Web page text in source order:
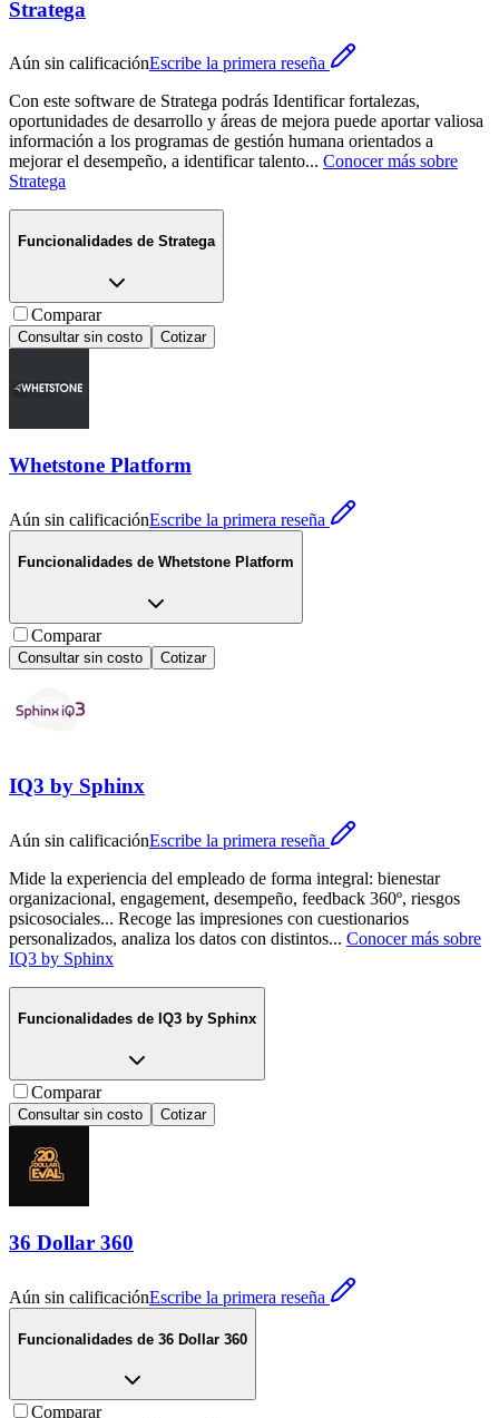
Stratega
Aún sin calificaciónEscribe la primera reseña
Con este software de Stratega podrás Identificar fortalezas,
oportunidades de desarrollo y áreas de mejora puede aportar valiosa
información a los programas de gestión humana orientados a
mejorar el desempeño, a identificar talento... Conocer más sobre
Stratega
Funcionalidades de Stratega
Comparar
Consultar sin costo Cotizar
Whetstone Platform
Aún sin calificaciónEscribe la primera reseña
Funcionalidades de Whetstone Platform
Comparar
Consultar sin costo Cotizar
IQ3 by Sphinx
Aún sin calificaciónEscribe la primera reseña
Mide la experiencia del empleado de forma integral: bienestar
organizacional, engagement, desempeño, feedback 360º, riesgos
psicosociales... Recoge las impresiones con cuestionarios
personalizados, analiza los datos con distintos... Conocer más sobre
IQ3 by Sphinx
Funcionalidades de IQ3 by Sphinx
Comparar
Consultar sin costo Cotizar
36 Dollar 360
Aún sin calificaciónEscribe la primera reseña
Funcionalidades de 36 Dollar 360
Comparar